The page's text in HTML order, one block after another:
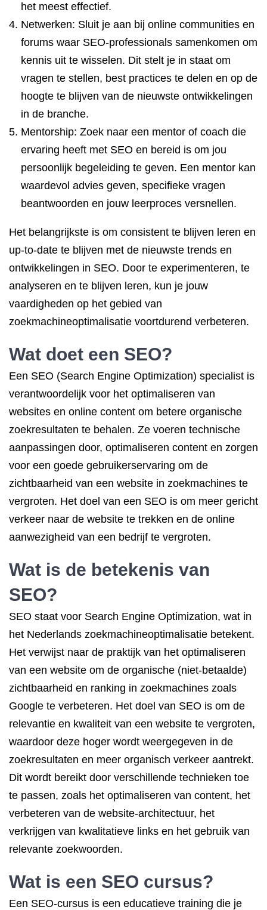
het meest effectief.
Netwerken: Sluit je aan bij online communities en
forums waar SEO-professionals samenkomen om
kennis uit te wisselen. Dit stelt je in staat om
vragen te stellen, best practices te delen en op de
hoogte te blijven van de nieuwste ontwikkelingen
in de branche.
Mentorship: Zoek naar een mentor of coach die
ervaring heeft met SEO en bereid is om jou
persoonlijk begeleiding te geven. Een mentor kan
waardevol advies geven, specifieke vragen
beantwoorden en jouw leerproces versnellen.
Het belangrijkste is om consistent te blijven leren en
up-to-date te blijven met de nieuwste trends en
ontwikkelingen in SEO. Door te experimenteren, te
analyseren en te blijven leren, kun je jouw
vaardigheden op het gebied van
zoekmachineoptimalisatie voortdurend verbeteren.
Wat doet een SEO?
Een SEO (Search Engine Optimization) specialist is
verantwoordelijk voor het optimaliseren van
websites en online content om betere organische
zoekresultaten te behalen. Ze voeren technische
aanpassingen door, optimaliseren content en zorgen
voor een goede gebruikerservaring om de
zichtbaarheid van een website in zoekmachines te
vergroten. Het doel van een SEO is om meer gericht
verkeer naar de website te trekken en de online
aanwezigheid van een bedrijf te vergroten.
Wat is de betekenis van
SEO?
SEO staat voor Search Engine Optimization, wat in
het Nederlands zoekmachineoptimalisatie betekent.
Het verwijst naar de praktijk van het optimaliseren
van een website om de organische (niet-betaalde)
zichtbaarheid en ranking in zoekmachines zoals
Google te verbeteren. Het doel van SEO is om de
relevantie en kwaliteit van een website te vergroten,
waardoor deze hoger wordt weergegeven in de
zoekresultaten en meer organisch verkeer aantrekt.
Dit wordt bereikt door verschillende technieken toe
te passen, zoals het optimaliseren van content, het
verbeteren van de website-architectuur, het
verkrijgen van kwalitatieve links en het gebruik van
relevante zoekwoorden.
Wat is een SEO cursus?
Een SEO-cursus is een educatieve training die je